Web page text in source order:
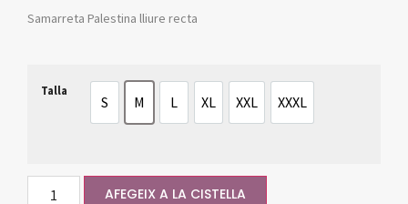
Samarreta Palestina lliure recta
Talla
S M L XL XXL XXXL
AFEGEIX A LA CISTELLA